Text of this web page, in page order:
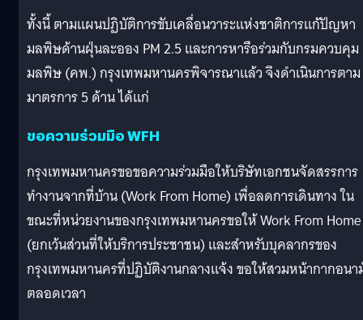
ทั้งนี้ ตามแผนปฏิบัติการขับเคลื่อนวาระแห่งชาติการแก้ปัญหา
มลพิษด้านฝุ่นละออง PM 2.5 และการหารือร่วมกับกรมควบคุม
มลพิษ (คพ.) กรุงเทพมหานครพิจารณาแล้ว จึงดำเนินการตาม
มาตรการ 5 ด้าน ได้แก่
ขอความร่วมมือ WFH
กรุงเทพมหานครขอขอความร่วมมือให้บริษัทเอกชนจัดสรรการ
ทำงานจากที่บ้าน (Work From Home) เพื่อลดการเดินทาง ใน
ขณะที่หน่วยงานของกรุงเทพมหานครขอให้ Work From Home
(ยกเว้นส่วนที่ให้บริการประชาชน) และสำหรับบุคลากรของ
กรุงเทพมหานครที่ปฏิบัติงานกลางแจ้ง ขอให้สวมหน้ากากอน
ตลอดเวลา